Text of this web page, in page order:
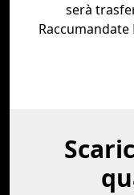
serà